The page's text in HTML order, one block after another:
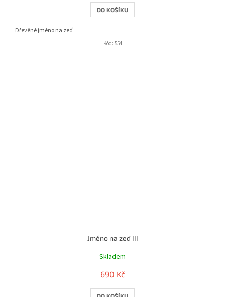
DO KOŠÍKU
Dřevěné jméno na zeď
Kód: 554
Jméno na zeď III
Skladem
690 Kč